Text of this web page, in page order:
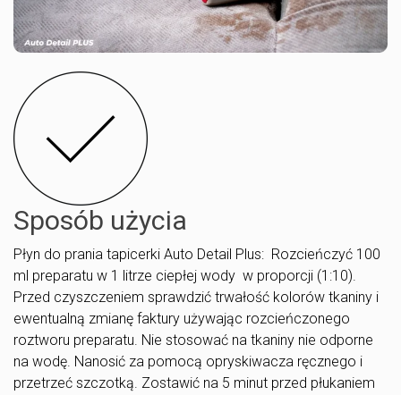
Sposób użycia
Płyn do prania tapicerki Auto Detail Plus: Rozcieńczyć 100
ml preparatu w 1 litrze ciepłej wody w proporcji (1:10).
Przed czyszczeniem sprawdzić trwałość kolorów tkaniny i
ewentualną zmianę faktury używając rozcieńczonego
roztworu preparatu. Nie stosować na tkaniny nie odporne
na wodę. Nanosić za pomocą opryskiwacza ręcznego i
przetrzeć szczotką. Zostawić na 5 minut przed płukaniem